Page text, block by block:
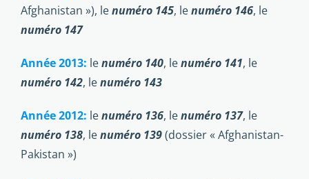
Afghanistan »), lenuméro 145, lenuméro 146, le
numéro 147
Année 2013: lenuméro 140, lenuméro 141, le
numéro 142, lenuméro 143
Année 2012: lenuméro 136, lenuméro 137, le
numéro 138, lenuméro 139(dossier « Afghanistan-
Pakistan »)